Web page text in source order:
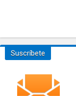
Suscríbete